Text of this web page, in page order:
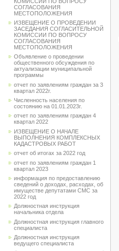
СОГЛАСОВАНИЯ
МЕСТОПОЛОЖЕНИЯ
ИЗВЕЩЕНИЕ О ПРОВЕДЕНИИ
ЗАСЕДАНИЯ СОГЛАСИТЕЛЬНОЙ
КОМИССИИ ПО ВОПРОСУ
СОГЛАСОВАНИЯ
МЕСТОПОЛОЖЕНИЯ
Объявление о проведении
общественного обсуждения по
актуализации муниципальной
программы
отчет по заявлениям граждан за 3
квартал 2022г.
Численность населения по
состоянию на 01.01.2023г.
отчет по заявлениям граждан 4
квартал 2022
ИЗВЕЩЕНИЕ О НАЧАЛЕ
ВЫПОЛНЕНИЯ КОМПЛЕКСНЫХ
КАДАСТРОВЫХ РАБОТ
отчет об итогах за 2022 год
отчет по заявлениям граждан 1
квартал 2023
информация по предоставлению
сведений о доходах, расходах, об
имуществе депутатами СМС за
2022 год
Должностная инструкция
начальника отдела
Должностная инструкция главного
специалиста
Должностная инструкция
ведущего специалиста